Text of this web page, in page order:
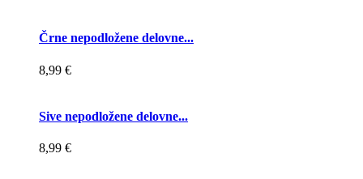
Črne nepodložene delovne...
8,99 €
Sive nepodložene delovne...
8,99 €